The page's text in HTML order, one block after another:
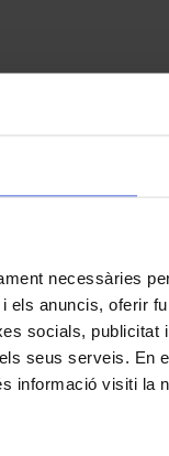
necessàries
els anuncis, oferir
socials,
seus serveis. En
informació visiti la